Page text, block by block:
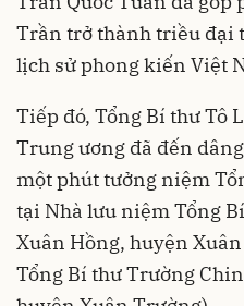
Trần trở thành triều đại
lịch sử phong kiến Việt
Tiếp đó, Tổng Bí thư Tô
Trung ương đã đến
một phút tưởng niệm
tại Nhà lưu niệm Tổng
Xuân Hồng, huyện
Tổng Bí thư Trường